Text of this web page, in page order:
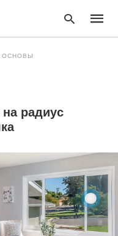
enter:
ОСНОВЫ
радиус